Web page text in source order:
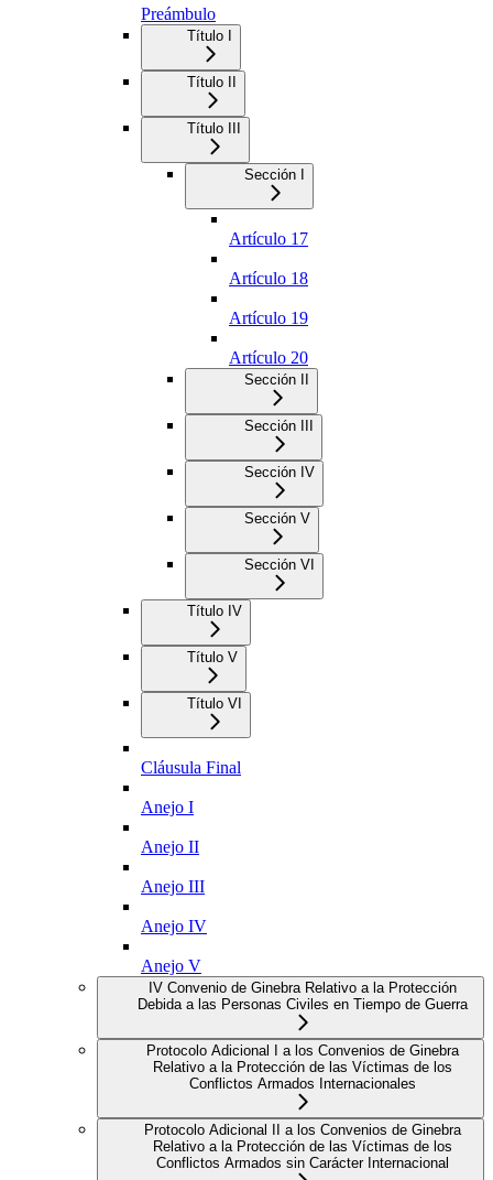
Preámbulo
Título I
Título II
Título III
Sección I
Artículo 17
Artículo 18
Artículo 19
Artículo 20
Sección II
Sección III
Sección IV
Sección V
Sección VI
Título IV
Título V
Título VI
Cláusula Final
Anejo I
Anejo II
Anejo III
Anejo IV
Anejo V
IV Convenio de Ginebra Relativo a la Protección
Debida a las Personas Civiles en Tiempo de Guerra
Protocolo Adicional I a los Convenios de Ginebra
Relativo a la Protección de las Víctimas de los
Conflictos Armados Internacionales
Protocolo Adicional II a los Convenios de Ginebra
Relativo a la Protección de las Víctimas de los
Conflictos Armados sin Carácter Internacional